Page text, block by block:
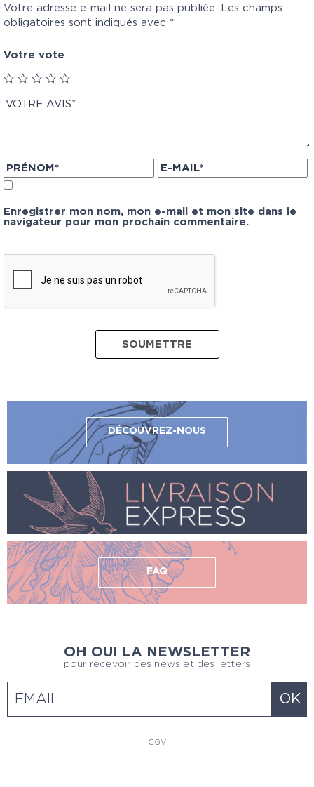
Votre adresse e-mail ne sera pas publiée. Les champs
obligatoires sont indiqués avec *
Votre vote
Enregistrer mon nom, mon e-mail et mon site dans le
navigateur pour mon prochain commentaire.
DÉCOUVREZ-NOUS
FAQ
OH OUI LA NEWSLETTER
pour recevoir des news et des letters
CGV